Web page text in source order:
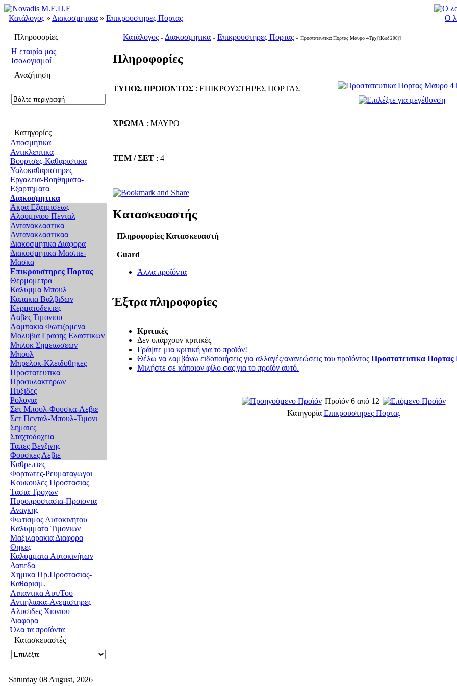
Κατάλογος » Διακοσμητικα » Επικρουστηρες Πορτας Ο
Πληροφορίες
H εταιρία μας
Ισολογισμοί
Αναζήτηση
Κατηγορίες
Αποσμητικα
Αντικλεπτικα
Βουρτσες-Καθαριστικα
Υαλοκαθαριστηρες
Εργαλεια-Βοηθηματα-
Εξαρτηματα
Διακοσμητικα
Ακρα Εξατμισεως
Αλουμινιου Πενταλ
Αντανακλαστικα
Αντανακλαστικαα
Διακοσμητικα Διαφορα
Διακοσμητικα Μασπιε-
Μασκα
Επικρουστηρες Πορτας
Θερμομετρα
Καλυμμα Μπουλ
Καπακια Βαλβιδων
Κερματοδεκτες
Λαβες Τιμονιου
Λαμπακια Φωτιζομενα
Μολυβια Γραφης Ελαστικων
Μπλοκ Σημειωσεων
Μπουλ
Μπρελοκ-Κλειδοθηκες
Προστατευτικα
Προφυλακτηρων
Πυξιδες
Ρολογια
Σετ Μπουλ-Φουσκα-Λεβιε
Σετ Πενταλ-Μπουλ-Τιμονι
Σημαιες
Σταχτοδοχεια
Ταπες Βενζινης
Φουσκες Λεβιε
Καθρεπτες
Φορτωτες-Ρευματαγωγοι
Κουκουλες Προστασιας
Τασια Τροχων
Πυροπροστασια-Προιοντα
Αναγκης
Φωτισμος Αυτοκινητου
Καλυμματα Τιμονιων
Μαξιλαρακια Διαφορα
Θηκες
Καλυμματα Αυτοκινήτων
Δαπεδα
Χημικα Πρ.Προστασιας-
Καθαρισμ.
Λιπαντικα Αυτ/Του
Αντιηλιακα-Ανεμιστηρες
Αλυσιδες Χιονιου
Διαφορα
Όλα τα προϊόντα
Κατασκευαστές
Κατάλογος » Διακοσμητικα » Επικρουστηρες Πορτας » Προστατευτικα Πορτας Μαυρο 4Τμχ[(Κωδ 200)]
Πληροφορίες
ΤΥΠΟΣ ΠΡΟΙΟΝΤΟΣ : ΕΠΙΚΡΟΥΣΤΗΡΕΣ ΠΟΡΤΑΣ
ΧΡΩΜΑ : ΜΑΥΡΟ
ΤΕΜ / ΣΕΤ : 4
Κατασκευαστής
Πληροφορίες Κατασκευαστή
Guard
Άλλα προϊόντα
Έξτρα πληροφορίες
Κριτικές
Δεν υπάρχουν κριτικές
Γράψτε μια κριτική για το προϊόν!
Θέλω να λαμβάνω ειδοποιήσεις για αλλαγές/ανανεώσεις του προϊόντος Προστατευτικα
Μιλήστε σε κάποιον φίλο σας για το προϊόν αυτό.
Προϊόν 6 από 12
Κατηγορία Επικρουστηρες Πορτας
Saturday 08 August, 2026